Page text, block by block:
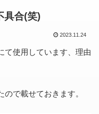
具合(笑)
2023.11.24
て使用しています、理由
で載せておきます。